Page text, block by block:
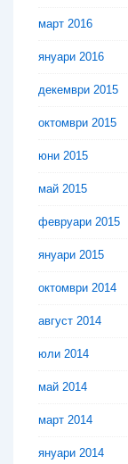
март 2016
януари 2016
декември 2015
октомври 2015
юни 2015
май 2015
февруари 2015
януари 2015
октомври 2014
август 2014
юли 2014
май 2014
март 2014
януари 2014